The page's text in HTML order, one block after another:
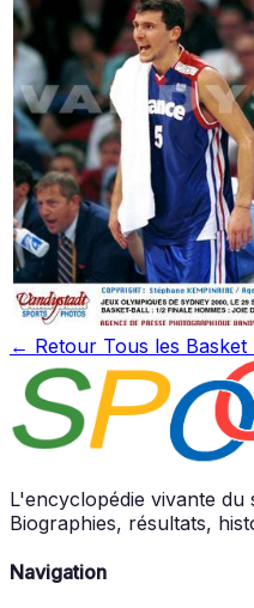
← Retour Tous les
L'encyclopédie vivante du
Biographies, résultats,
Navigation